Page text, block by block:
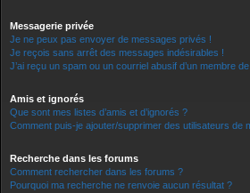
Messagerie privée
Je ne peux pas envoyer de messages privés !
Je reçois sans arrêt des messages indésirables !
J’ai reçu un spam ou un courriel abusif d’un membre
Amis et ignorés
Que sont mes listes d’amis et d’ignorés ?
Comment puis-je ajouter/supprimer des utilisateurs de
Recherche dans les forums
Comment rechercher dans les forums ?
Pourquoi ma recherche ne renvoie aucun résultat ?